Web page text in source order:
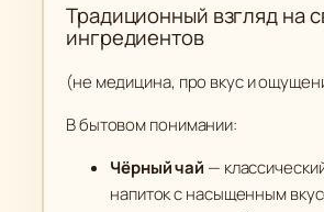
Традиционный взгляд на
ингредиентов
(не медицина, про вкус и
В бытовом понимании:
Чёрный чай —
напиток с насыщенным